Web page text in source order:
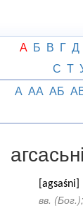
А Б В Г Д
С Т
А АА АБ
агсасьні
[agsaśni]
вв.